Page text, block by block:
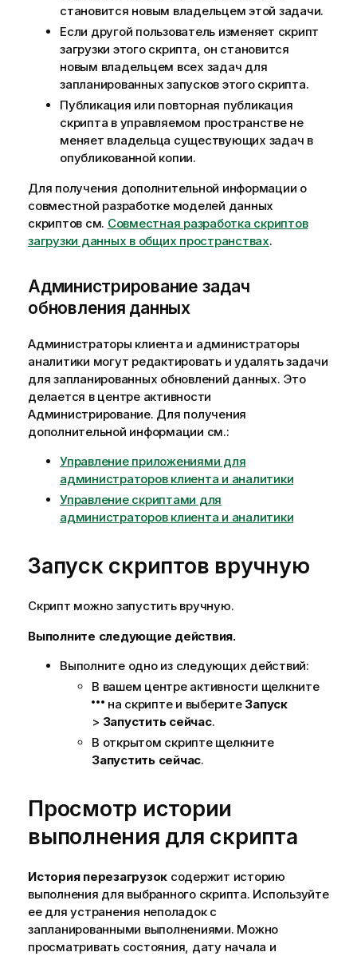
становится новым владельцем этой задачи.
Если другой пользователь изменяет скрипт
загрузки этого скрипта, он становится
новым владельцем всех задач для
запланированных запусков этого скрипта.
Публикация или повторная публикация
скрипта в управляемом пространстве не
меняет владельца существующих задач в
опубликованной копии.
Для получения дополнительной информации о
совместной разработке моделей данных
скриптов см. Совместная разработка скриптов
загрузки данных в общих пространствах.
Администрирование задач
обновления данных
Администраторы клиента и администраторы
аналитики могут редактировать и удалять задачи
для запланированных обновлений данных. Это
делается в центре активности
Администрирование. Для получения
дополнительной информации см.:
Управление приложениями для
администраторов клиента и аналитики
Управление скриптами для
администраторов клиента и аналитики
Запуск скриптов вручную
Скрипт можно запустить вручную.
Выполните следующие действия.
Выполните одно из следующих действий:
В вашем центре активности щелкните
на скрипте и выберите Запуск
> Запустить сейчас.
В открытом скрипте щелкните
Запустить сейчас.
Просмотр истории
выполнения для скрипта
История перезагрузок содержит историю
выполнения для выбранного скрипта. Используйте
ее для устранения неполадок с
запланированными выполнениями. Можно
просматривать состояния, дату начала и